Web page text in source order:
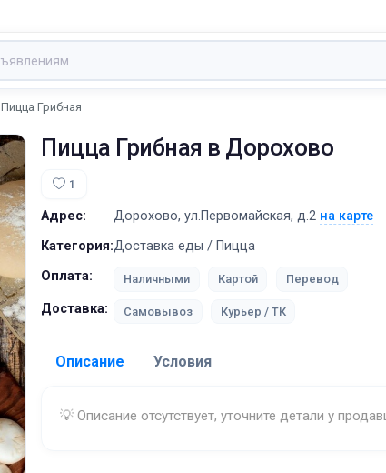
Пицца Грибная
Пицца Грибная в Дорохово
1
Адрес: Дорохово, ул.Первомайская, д.2 на карте
Категория:Доставка еды / Пицца
Оплата:
Наличными Картой Перевод
Доставка: Самовывоз Курьер / ТК
Описание Условия
💡 Описание отсутствует, уточните детали у
Доставка: